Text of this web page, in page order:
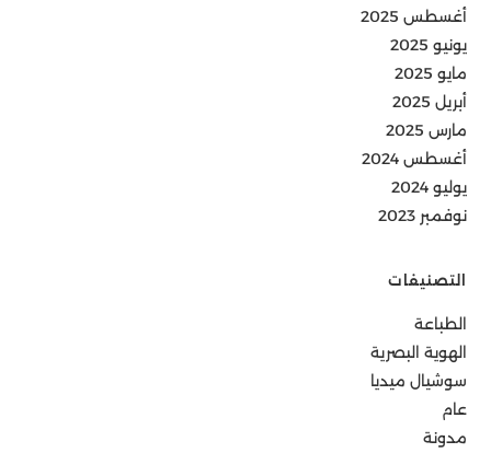
أغسطس 2025
يونيو 2025
مايو 2025
أبريل 2025
مارس 2025
أغسطس 2024
يوليو 2024
نوفمبر 2023
التصنيفات
الطباعة
الهوية البصرية
سوشيال ميديا
عام
مدونة